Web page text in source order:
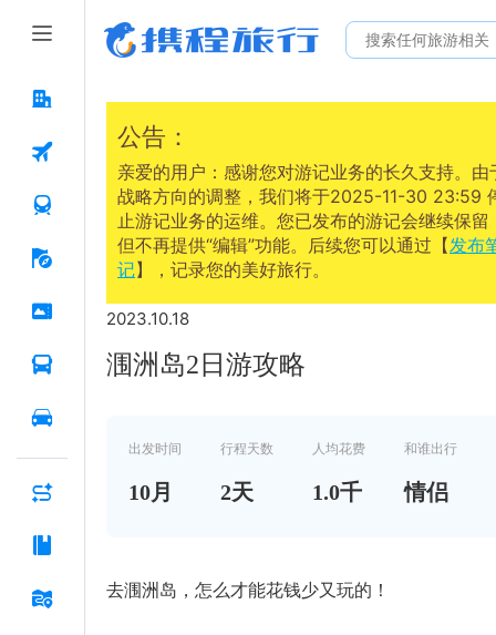
公告：
亲爱的用户：感谢您对游记业务的长久支持。由
战略方向的调整，我们将于2025-11-30 23:59
止游记业务的运维。您已发布的游记会继续保留
但不再提供“编辑”功能。后续您可以通过【发布
记】，记录您的美好旅行。
2023.10.18
涠洲岛2日游攻略
出发时间
10月
行程天数
2天
人均花费
1.0千
和谁出行
情侣
去涠洲岛，怎么才能花钱少又玩的！